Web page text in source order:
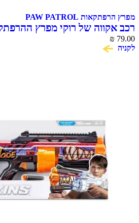
מפרץ הרפתקאות PAW PATROL
עם דמות Rocky
₪ 79.00
לקניה